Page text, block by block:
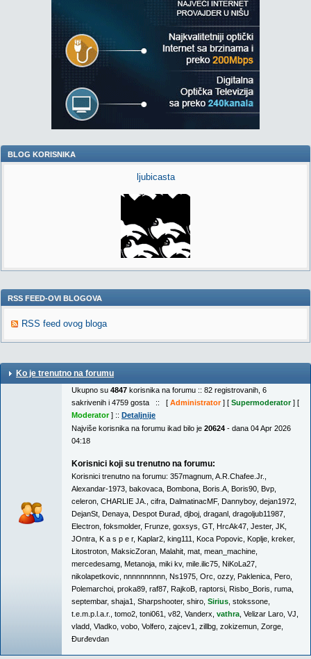
BLOG KORISNIKA
ljubicasta
RSS FEED-OVI BLOGOVA
RSS feed ovog bloga
Ko je trenutno na forumu
Ukupno su 4847 korisnika na forumu :: 82 registrovanih, 6
sakrivenih i 4759 gosta :: [ Administrator] [ Supermoderator] [
Moderator] :: Detaljnije
Najviše korisnika na forumu ikad bilo je 20624 - dana 04 Apr 2026
04:18
Korisnici koji su trenutno na forumu:
Korisnici trenutno na forumu: 357magnum A.R.Chafee.Jr.
Alexandar-1973 bakovaca Bombona Boris.A Boris90 Bvp
celeron CHARLIE JA. cifra DalmatinacMF, Dannyboy, dejan1972
DejanSt Denaya Despot Đurađ djboj draganl dragoljub11987
Electron foksmolder, Frunze goxsys GT, HrcAk47 Jester, JK
JOntra K a s p e r, Kaplar2 king111 Koca Popovic Koplje kreker,
Litostroton MaksicZoran Malahit mat mean_machine
mercedesamg Metanoja miki kv, mile.ilic75 NiKoLa27
nikolapetkovic nnnnnnnnnn Ns1975 Orc ozzy, Paklenica Pero
Polemarchoi proka89 raf87 RajkoB raptorsi Risbo_Boris ruma
septembar, shaja1 Sharpshooter, shiro Sirius stokssone
t.e.m.p.l.a.r.
tomo2 toni061 v82 Vanderx vathra Velizar Laro VJ
vladd Vladko vobo Volfero zajcev1 zillbg zokizemun Zorge
Đurđevdan